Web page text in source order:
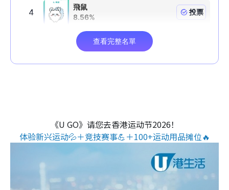
《U GO》请您去香港运动节2026！
体验新兴运动💦＋竞技赛事💪＋100+运动用品摊位🔥